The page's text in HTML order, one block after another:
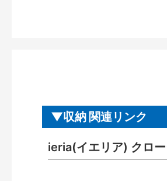
収納 関連リンク
ieria(イエリア) クロ